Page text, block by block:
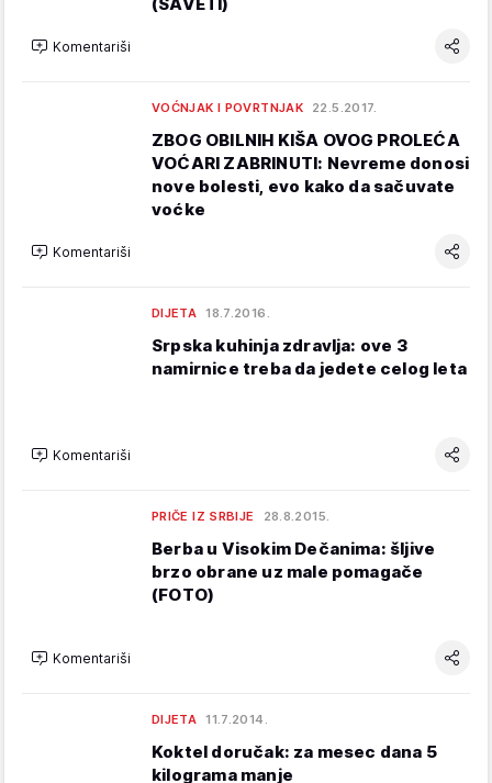
Komentariši
VOĆNJAK I POVRTNJAK 22.5.2017.
ZBOG OBILNIH KIŠA OVOG PROLEĆA
VOĆARI ZABRINUTI: Nevreme donosi
nove bolesti, evo kako da sačuvate
voćke
Komentariši
DIJETA 18.7.2016.
Srpska kuhinja zdravlja: ove 3
namirnice treba da jedete celog leta
Komentariši
PRIČE IZ SRBIJE 28.8.2015.
Berba u Visokim Dečanima: šljive
brzo obrane uz male pomagače
(FOTO)
Komentariši
DIJETA 11.7.2014.
Koktel doručak: za mesec dana 5
kilograma manje